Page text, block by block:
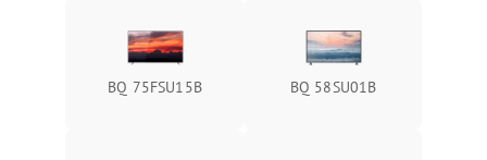
BQ 75FSU15B BQ 58SU01B